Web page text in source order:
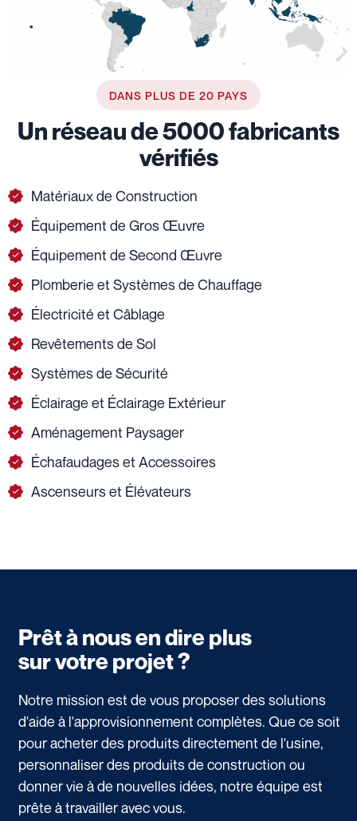
DANS PLUS DE 20 PAYS
Un réseau de 5000 fabricants
vérifiés
Matériaux de Construction
Équipement de Gros Œuvre
Équipement de Second Œuvre
Plomberie et Systèmes de Chauffage
Électricité et Câblage
Revêtements de Sol
Systèmes de Sécurité
Éclairage et Éclairage Extérieur
Aménagement Paysager
Échafaudages et Accessoires
Ascenseurs et Élévateurs
Prêt à nous en dire plus
sur votre projet ?
Notre mission est de vous proposer des solutions
d'aide à l'approvisionnement complètes. Que ce soit
pour acheter des produits directement de l'usine,
personnaliser des produits de construction ou
donner vie à de nouvelles idées, notre équipe est
prête à travailler avec vous.